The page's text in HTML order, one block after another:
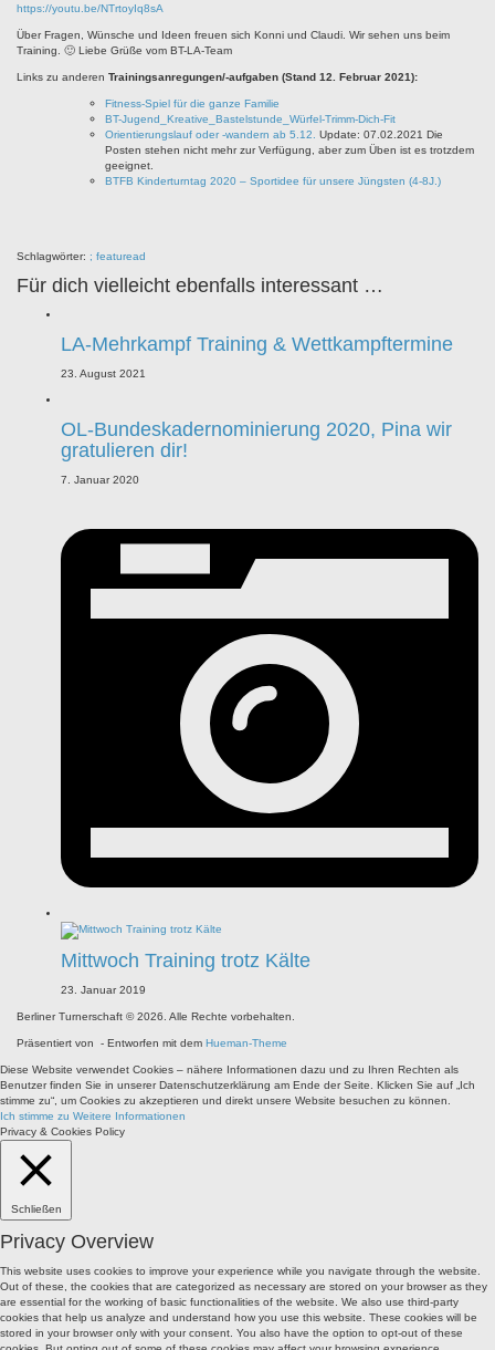
https://youtu.be/NTrtoyIq8sA
Über Fragen, Wünsche und Ideen freuen sich Konni und Claudi. Wir sehen uns beim
Training. 🙂 Liebe Grüße vom BT-LA-Team
Links zu anderen Trainingsanregungen/-aufgaben (Stand 12. Februar 2021):
Fitness-Spiel für die ganze Familie
BT-Jugend_Kreative_Bastelstunde_Würfel-Trimm-Dich-Fit
Orientierungslauf oder -wandern ab 5.12.
Update: 07.02.2021 Die
Posten stehen nicht mehr zur Verfügung, aber zum Üben ist es trotzdem
geeignet.
BTFB Kinderturntag 2020 – Sportidee für unsere Jüngsten (4-8J.)
Schlagwörter: ; featuread
Für dich vielleicht ebenfalls interessant …
LA-Mehrkampf Training & Wettkampftermine
23. August 2021
OL-Bundeskadernominierung 2020, Pina wir
gratulieren dir!
7. Januar 2020
Mittwoch Training trotz Kälte
23. Januar 2019
Berliner Turnerschaft © 2026. Alle Rechte vorbehalten.
Präsentiert von - Entworfen mit dem Hueman-Theme
Diese Website verwendet Cookies – nähere Informationen dazu und zu Ihren Rechten als
Benutzer finden Sie in unserer Datenschutzerklärung am Ende der Seite. Klicken Sie auf „Ich
stimme zu“, um Cookies zu akzeptieren und direkt unsere Website besuchen zu können.
Ich stimme zu Weitere Informationen
Privacy & Cookies Policy
Schließen
Privacy Overview
This website uses cookies to improve your experience while you navigate through the website.
Out of these, the cookies that are categorized as necessary are stored on your browser as they
are essential for the working of basic functionalities of the website. We also use third-party
cookies that help us analyze and understand how you use this website. These cookies will be
stored in your browser only with your consent. You also have the option to opt-out of these